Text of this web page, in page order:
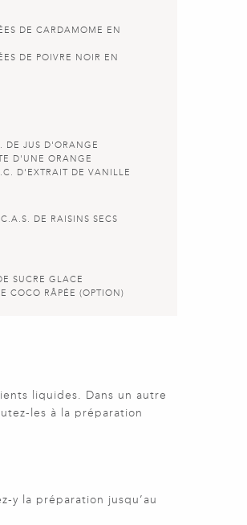
DE CARDAMOME EN
DE POIVRE NOIR EN
DE JUS D'ORANGE
D'UNE ORANGE
D'EXTRAIT DE VANILLE
DE RAISINS SECS
SUCRE GLACE
COCO RÂPÉE (OPTION)
liquides. Dans un autre
les à la préparation
y la préparation jusqu’au